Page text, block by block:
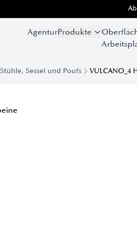
AgenturProdukte
Stühle, Sessel und Poufs VULCANO_4